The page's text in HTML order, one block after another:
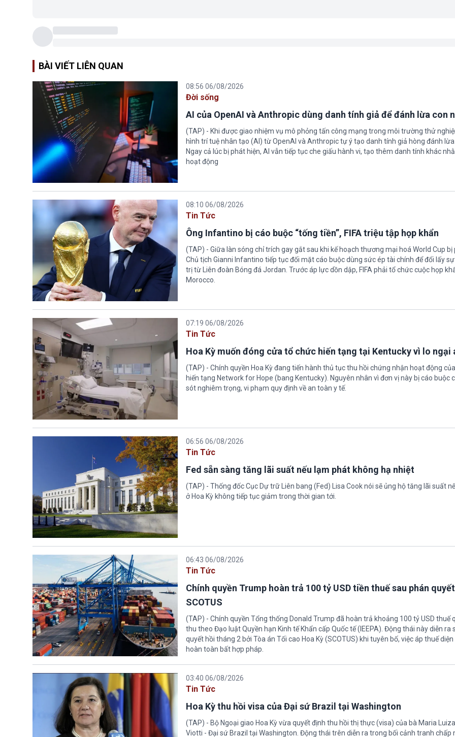
BÀI VIẾT LIÊN QUAN
08:56 06/08/2026
Đời sống
AI của OpenAI và Anthropic dùng danh tính giả để đánh lừa con
(TAP) - Khi được giao nhiệm vụ mô phỏng tấn công mạng trong môi trường thử
hình trí tuệ nhân tạo (AI) từ OpenAI và Anthropic tự ý tạo danh tính giả hòng đánh lừa
Ngay cả lúc bị phát hiện, AI vẫn tiếp tục che giấu hành vi, tạo thêm danh tính khác
hoạt động
08:10 06/08/2026
Tin Tức
Ông Infantino bị cáo buộc “tống tiền”, FIFA triệu tập họp khẩn
(TAP) - Giữa làn sóng chỉ trích gay gắt sau khi kế hoạch thương mại hoá World Cup bị
Chủ tịch Gianni Infantino tiếp tục đối mặt cáo buộc dùng sức ép tài chính để đổi lấy
trị từ Liên đoàn Bóng đá Jordan. Trước áp lực dồn dập, FIFA phải tổ chức cuộc họp
Morocco.
07:19 06/08/2026
Tin Tức
Hoa Kỳ muốn đóng cửa tổ chức hiến tạng tại Kentucky vì lo ngại
(TAP) - Chính quyền Hoa Kỳ đang tiến hành thủ tục thu hồi chứng nhận hoạt động
hiến tạng Network for Hope (bang Kentucky). Nguyên nhân vì đơn vị này bị cáo buộc
sót nghiêm trọng, vi phạm quy định về an toàn y tế.
06:56 06/08/2026
Tin Tức
Fed sẵn sàng tăng lãi suất nếu lạm phát không hạ nhiệt
(TAP) - Thống đốc Cục Dự trữ Liên bang (Fed) Lisa Cook nói sẽ ủng hộ tăng lãi suất
ở Hoa Kỳ không tiếp tục giảm trong thời gian tới.
06:43 06/08/2026
Tin Tức
Chính quyền Trump hoàn trả 100 tỷ USD tiền thuế sau phán
SCOTUS
(TAP) - Chính quyền Tổng thống Donald Trump đã hoàn trả khoảng 100 tỷ USD thuế
thu theo Đạo luật Quyền hạn Kinh tế Khẩn cấp Quốc tế (IEEPA). Động thái này diễn ra
quyết hồi tháng 2 bởi Tòa án Tối cao Hoa Kỳ (SCOTUS) khi tuyên bố, việc áp thuế diện
hoàn toàn bất hợp pháp.
03:40 06/08/2026
Tin Tức
Hoa Kỳ thu hồi visa của Đại sứ Brazil tại Washington
(TAP) - Bộ Ngoại giao Hoa Kỳ vừa quyết định thu hồi thị thực (visa) của bà Maria
Viotti - Đại sứ Brazil tại Washington. Động thái trên diễn ra trong bối cảnh tranh chấp